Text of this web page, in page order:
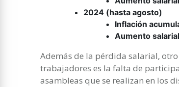
2024 (hasta agosto)
Inflación
Aumento
Además de la pérdida salarial,
trabajadores es la falta de
asambleas que se realizan en los